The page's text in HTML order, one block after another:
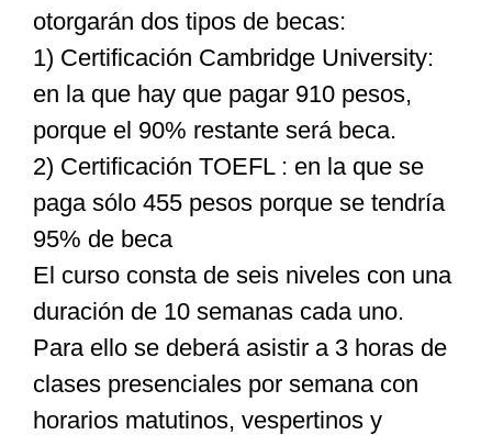
Cultura
Nosotros
otorgarán dos tipos de becas:
1) Certificación Cambridge University:
en la que hay que pagar 910 pesos,
porque el 90% restante será beca.
2) Certificación TOEFL : en la que se
paga sólo 455 pesos porque se tendría
95% de beca
El curso consta de seis niveles con una
duración de 10 semanas cada uno.
Para ello se deberá asistir a 3 horas de
clases presenciales por semana con
horarios matutinos, vespertinos y